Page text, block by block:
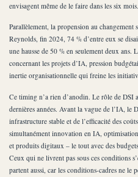
envisagent même de le faire dans les six mois.
Parallèlement, la propension au changement
Reynolds, fin 2024, 74 % d’entre eux se
une hausse de 50 % en seulement deux ans.
concernant les projets d’IA, pression
inertie organisationnelle qui freine les
Ce timing n’a rien d’anodin. Le rôle de DSI
dernières années. Avant la vague de l’IA, le
infrastructure stable et de l’efficacité des
simultanément innovation en IA,
et produits digitaux – le tout avec des
Ceux qui ne livrent pas sous ces conditions
partent aussi, car les conditions-cadres ne le